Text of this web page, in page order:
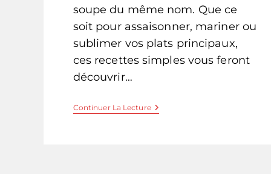
soupe du même nom. Que ce
soit pour assaisonner, mariner ou
sublimer vos plats principaux,
ces recettes simples vous feront
découvrir…
Continuer La LectureQue
Faire